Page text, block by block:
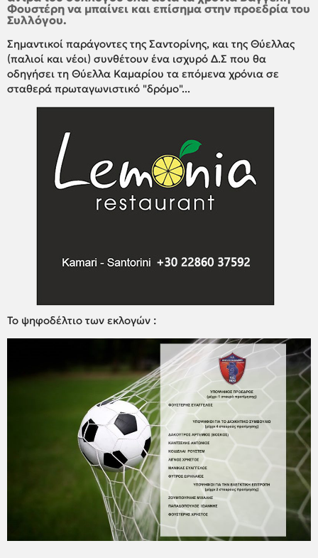
Φουστέρη να μπαίνει και επίσημα στην προεδρία του
Συλλόγου.
Σημαντικοί παράγοντες της Σαντορίνης, και της Θύελλας
(παλιοί και νέοι) συνθέτουν ένα ισχυρό Δ.Σ που θα
οδηγήσει τη Θύελλα Καμαρίου τα επόμενα χρόνια σε
σταθερά πρωταγωνιστικό "δρόμο"...
Το ψηφοδέλτιο των εκλογών :